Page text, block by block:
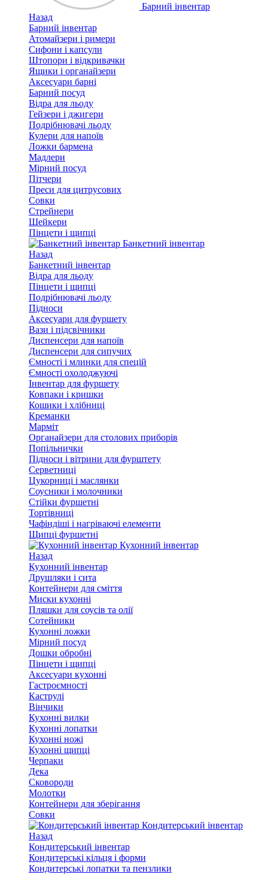
Барний інвентар
Назад
Барний інвентар
Атомайзери і римери
Сифони і капсули
Штопори і відкривачки
Ящики і органайзери
Аксесуари барні
Барний посуд
Відра для льоду
Гейзери і джигери
Подрібнювачі льоду
Кулери для напоїв
Ложки бармена
Мадлери
Мірний посуд
Пітчери
Преси для цитрусових
Совки
Стрейнери
Шейкери
Пінцети і щипці
Банкетний інвентар
Назад
Банкетний інвентар
Відра для льоду
Пінцети і щипці
Подрібнювачі льоду
Підноси
Аксесуари для фуршету
Вази і підсвічники
Диспенсери для напоїв
Диспенсери для сипучих
Ємності і млинки для спецій
Ємності охолоджуючі
Інвентар для фуршету
Ковпаки і кришки
Кошики і хлібниці
Креманки
Марміт
Органайзери для столових приборів
Попільнички
Підноси і вітрини для фурштету
Серветниці
Цукорниці і маслянки
Соусники і молочники
Стійки фуршетні
Тортівниці
Чафіндіші і нагріваючі елементи
Щипці фуршетні
Кухонний інвентар
Назад
Кухонний інвентар
Друшляки і сита
Контейнери для сміття
Миски кухонні
Пляшки для соусів та олії
Сотейники
Кухонні ложки
Мірний посуд
Дошки обробні
Пінцети і щипці
Аксесуари кухонні
Гастроємності
Каструлі
Вінчики
Кухонні вилки
Кухонні лопатки
Кухонні ножі
Кухонні щипці
Черпаки
Дека
Сковороди
Молотки
Контейнери для зберігання
Совки
Кондитерський інвентар
Назад
Кондитерський інвентар
Кондитерські кільця і форми
Кондитерські лопатки та пензлики